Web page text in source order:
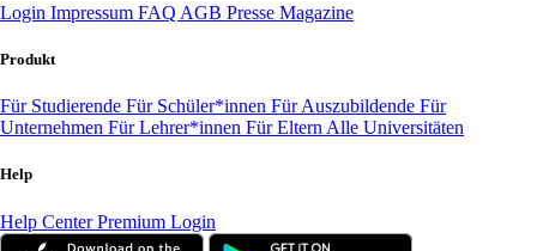
Login Impressum FAQ AGB Presse Magazine
Produkt
Für Studierende Für Schüler*innen Für Auszubildende Für
Unternehmen Für Lehrer*innen Für Eltern Alle Universitäten
Help
Help CenterPremium Login